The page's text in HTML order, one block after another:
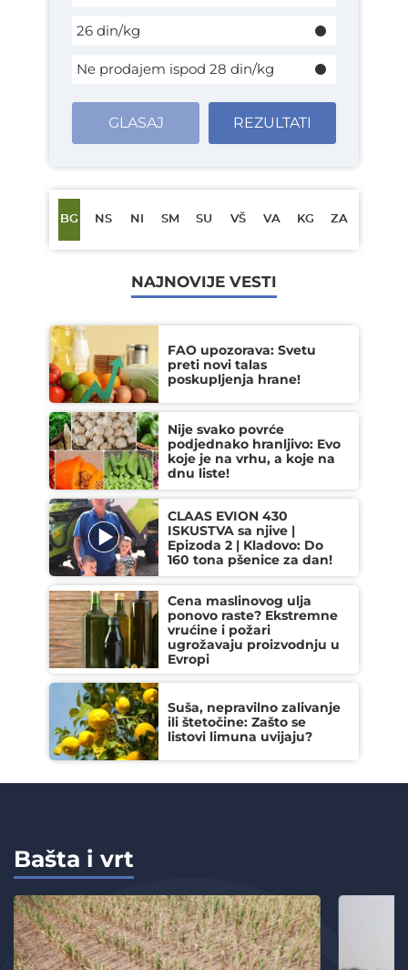
26 din/kg
Ne prodajem ispod 28 din/kg
GLASAJ REZULTATI
BG NS NI SM SU VŠ VA KG ZA
NAJNOVIJE VESTI
FAO upozorava: Svetu
preti novi talas
poskupljenja hrane!
Nije svako povrće
podjednako hranljivo: Evo
koje je na vrhu, a koje na
dnu liste!
CLAAS EVION 430
ISKUSTVA sa njive |
Epizoda 2 | Kladovo: Do
160 tona pšenice za dan!
Cena maslinovog ulja
ponovo raste? Ekstremne
vrućine i požari
ugrožavaju proizvodnju u
Evropi
Suša, nepravilno zalivanje
ili štetočine: Zašto se
listovi limuna uvijaju?
Bašta i vrt